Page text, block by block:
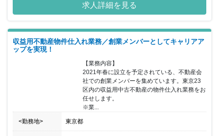
求人詳細を見る
収益用不動産物件仕入れ業務／創業メンバーとしてキャリアア
ップを実現！
【業務内容】
2021年春に設立を予定されている、不動産会
社での創業メンバーを集めています。東京23
区内の収益用中古不動産の物件仕入れ業務をお
任せします。
※業...
<勤務地> 東京都